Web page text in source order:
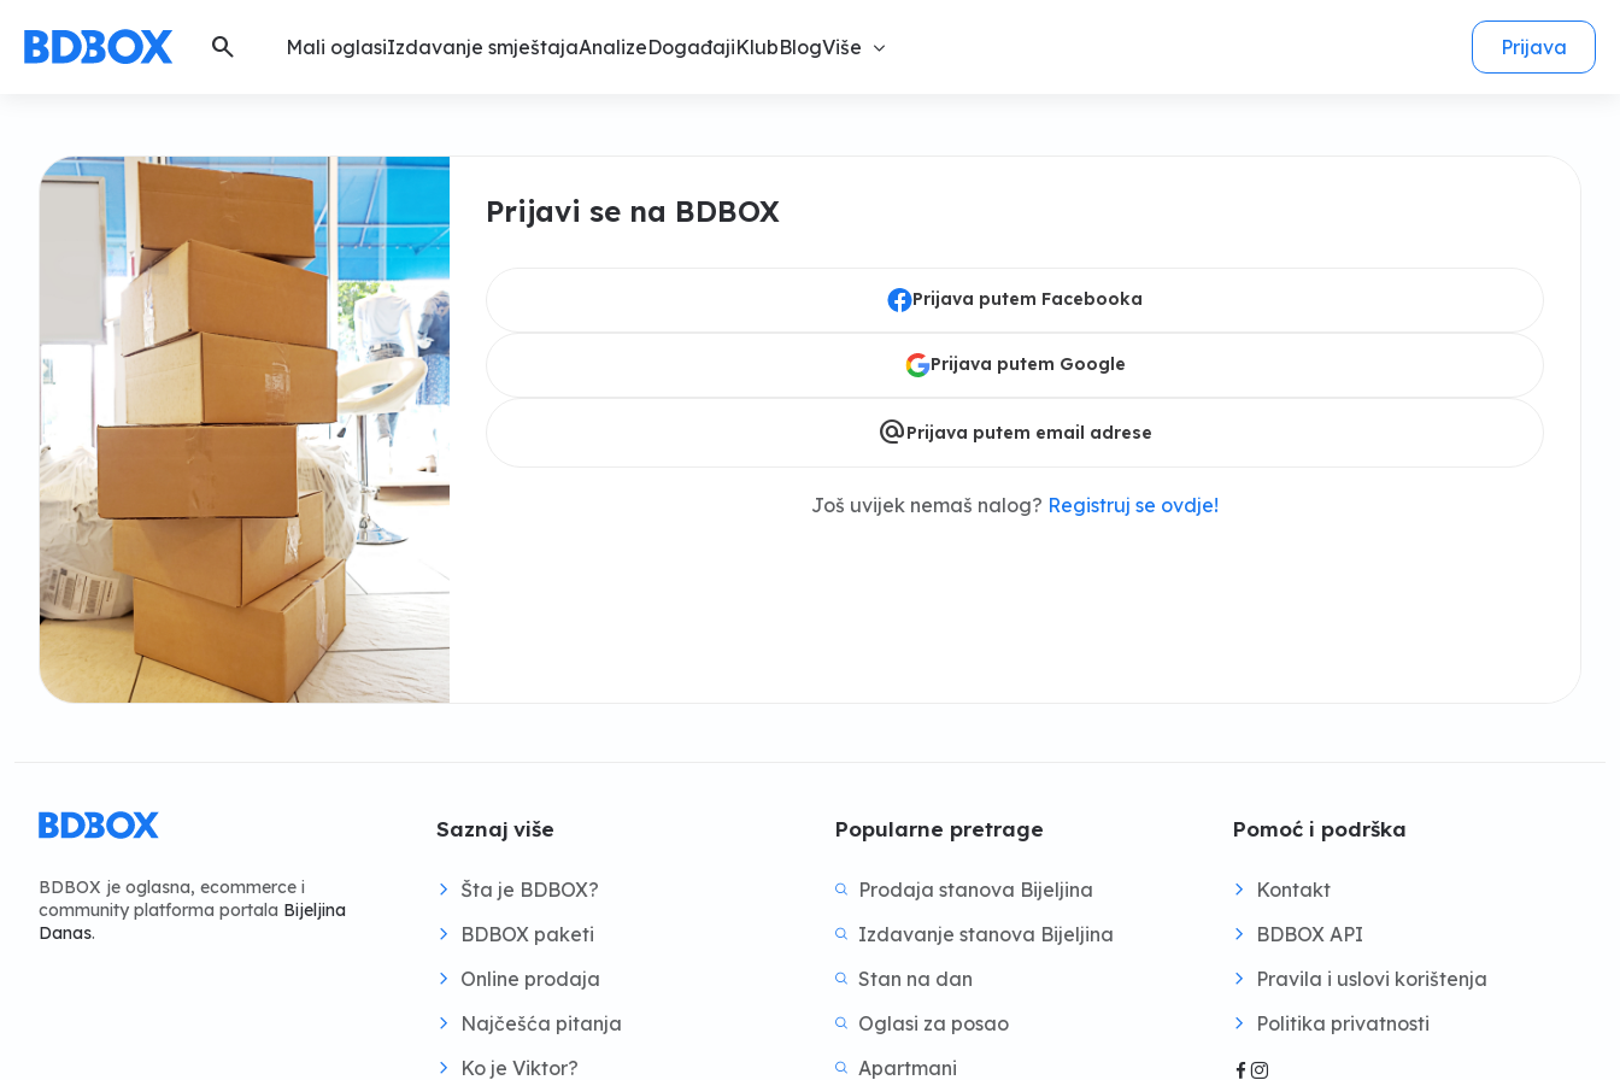
search Mali oglasiIzdavanje smještajaAnalizeDogađajiKlubBlogViše Prijava
Prijavi se na BDBOX
Prijava putem Facebooka
Prijava putem Google
alternate_emailPrijava putem email adrese
Još uvijek nemaš nalog? Registruj se ovdje!
BDBOX je oglasna, ecommerce i
community platforma portala Bijeljina
Danas.
Saznaj više
Šta je BDBOX?
BDBOX paketi
Online prodaja
Najčešća pitanja
Ko je Viktor?
Popularne pretrage
Prodaja stanova Bijeljina
Izdavanje stanova Bijeljina
Stan na dan
Oglasi za posao
Apartmani
Pomoć i podrška
Kontakt
BDBOX API
Pravila i uslovi korištenja
Politika privatnosti